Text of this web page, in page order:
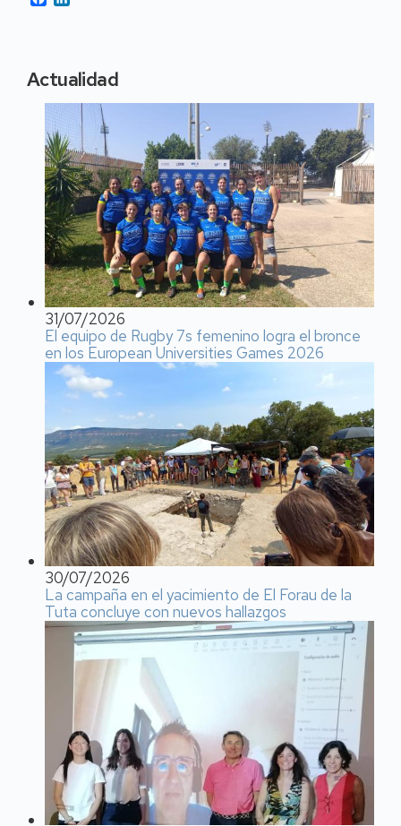
Actualidad
31/07/2026
El equipo de Rugby 7s femenino logra el bronce
en los European Universities Games 2026
30/07/2026
La campaña en el yacimiento de El Forau de la
Tuta concluye con nuevos hallazgos